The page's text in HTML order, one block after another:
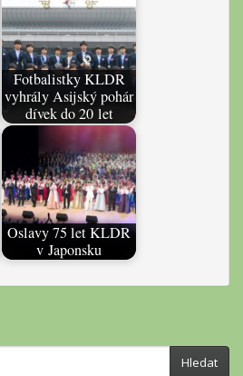
Fotbalistky KLDR
vyhrály Asijský pohár
dívek do 20 let
Oslavy 75 let KLDR
v Japonsku
Hledat